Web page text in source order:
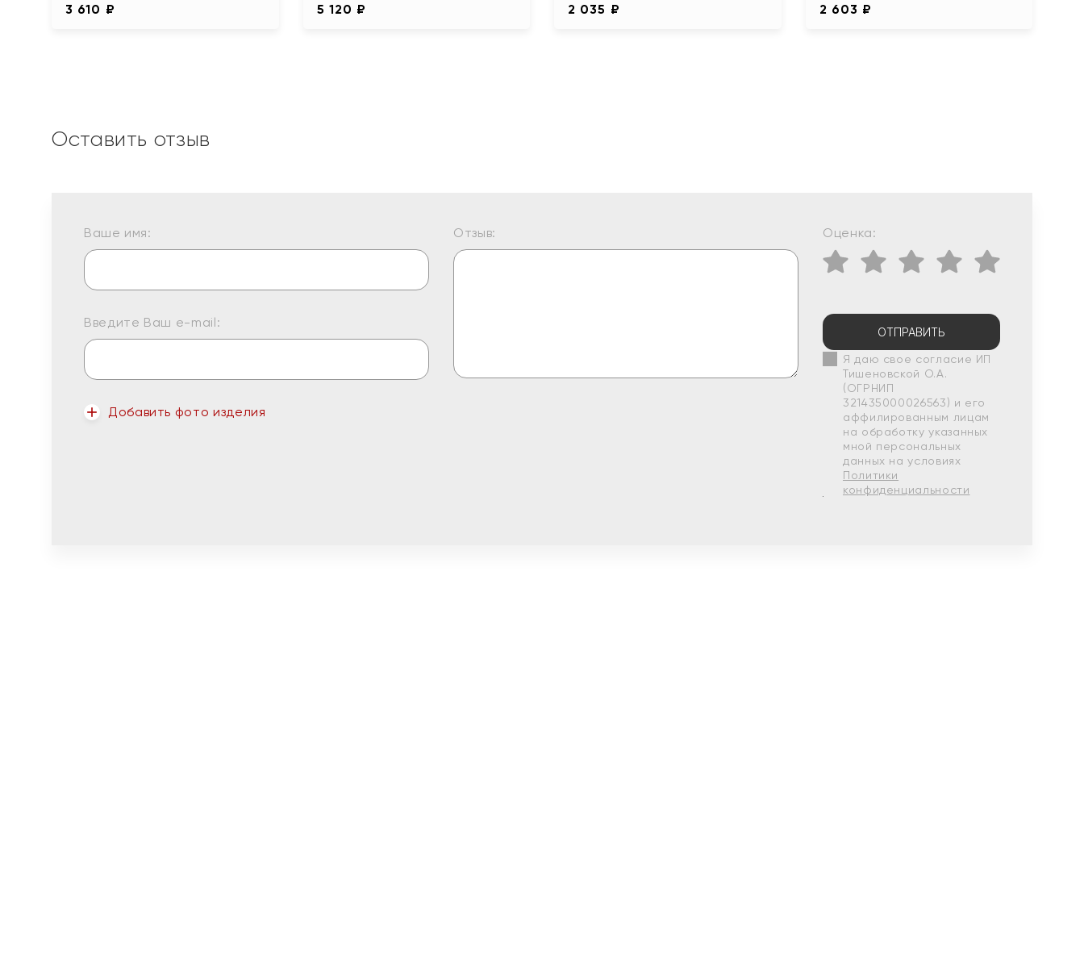
3 610 ₽ 5 120 ₽ 2 035 ₽ 2 603 ₽
Оставить отзыв
Ваше имя:
Введите Ваш e-mail:
Добавить фото изделия
Отзыв: Оценка:
ОТПРАВИТЬ
Я даю свое согласие ИП
Тишеновской О.А.
(ОГРНИП
321435000026563) и его
аффилированным лицам
на обработку указанных
мной персональных
данных на условиях
Политики
конфиденциальности